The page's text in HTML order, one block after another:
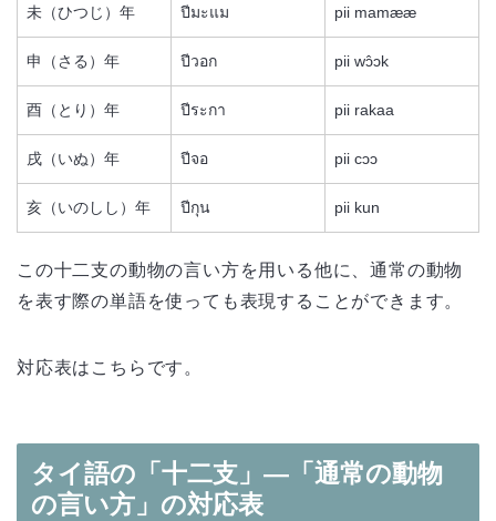
未（ひつじ）年 ปีมะแม pii mamææ
申（さる）年 ปีวอก pii wɔ̂ɔk
酉（とり）年 ปีระกา pii rakaa
戌（いぬ）年 ปีจอ pii cɔɔ
亥（いのしし）年 ปีกุน pii kun
この十二支の動物の言い方を用いる他に、通常の動物
を表す際の単語を使っても表現することができます。
対応表はこちらです。
タイ語の「十二支」―「通常の動物
の言い方」の対応表